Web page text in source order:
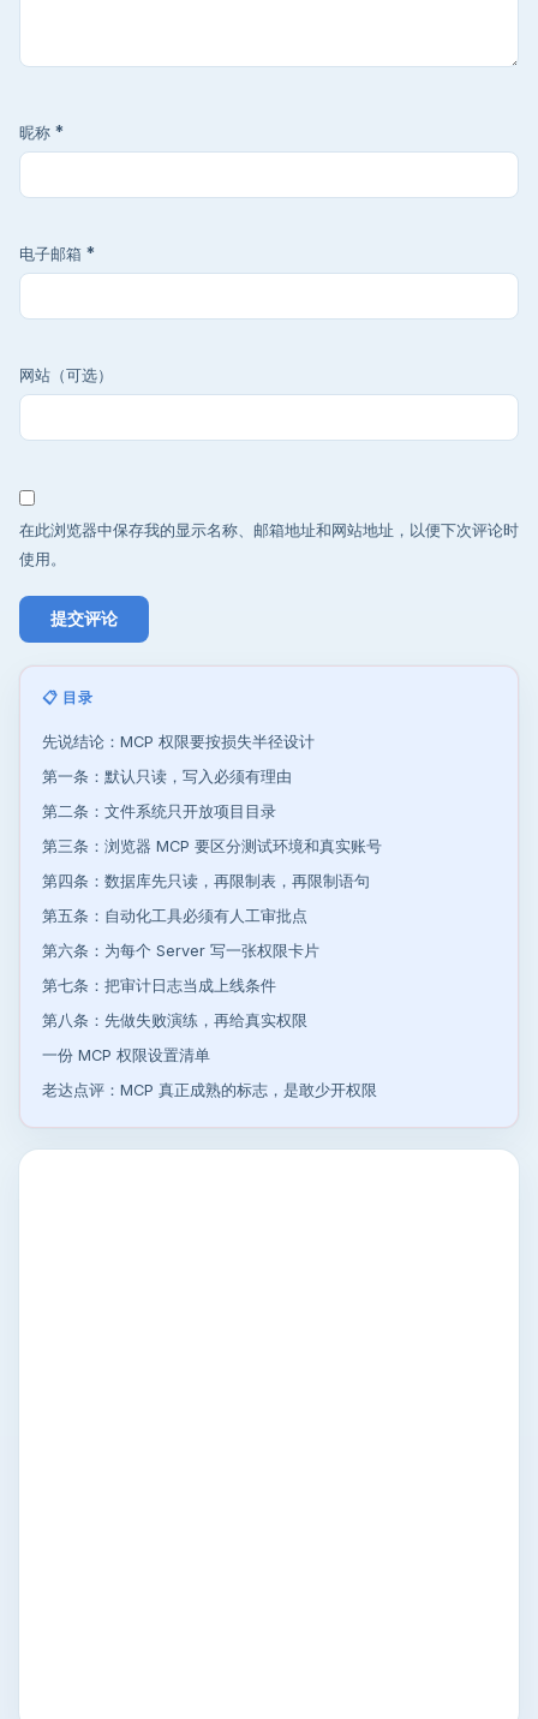
昵称 *
电子邮箱 *
网站（可选）
在此浏览器中保存我的显示名称、邮箱地址和网站地址，以便下次评论时
使用。
📋 目录
先说结论：MCP 权限要按损失半径设计
第一条：默认只读，写入必须有理由
第二条：文件系统只开放项目目录
第三条：浏览器 MCP 要区分测试环境和真实账号
第四条：数据库先只读，再限制表，再限制语句
第五条：自动化工具必须有人工审批点
第六条：为每个 Server 写一张权限卡片
第七条：把审计日志当成上线条件
第八条：先做失败演练，再给真实权限
一份 MCP 权限设置清单
老达点评：MCP 真正成熟的标志，是敢少开权限